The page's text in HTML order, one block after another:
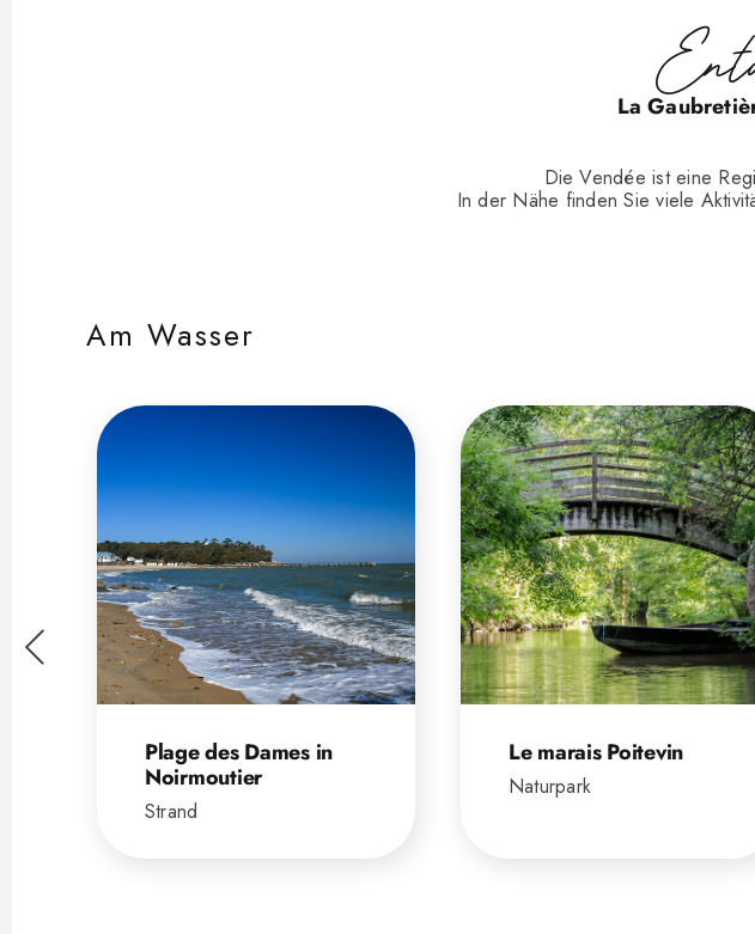
La
Die Vendée ist eine
In der Nähe finden Sie viele
Am Wasser
Plage des Dames in
Noirmoutier
Strand
Le marais Poitevin
Naturpark